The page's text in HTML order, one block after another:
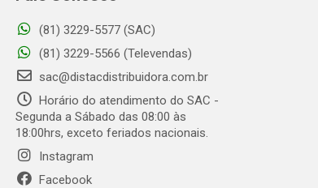
(81) 3229-5577 (SAC)
(81) 3229-5566 (Televendas)
sac@distacdistribuidora.com.br
Horário do atendimento do SAC -
Segunda a Sábado das 08:00 às
18:00hrs, exceto feriados nacionais.
Instagram
Facebook